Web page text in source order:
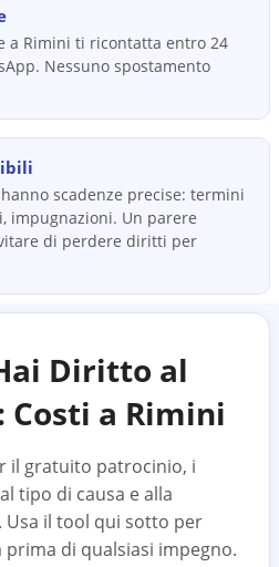
a Rimini ti ricontatta entro 24
Nessuno spostamento
scadenze precise: termini
impugnazioni. Un parere
di perdere diritti per
Diritto al
a Rimini
il gratuito patrocinio, i
tipo di causa e alla
Usa il tool qui sotto per
di qualsiasi impegno.